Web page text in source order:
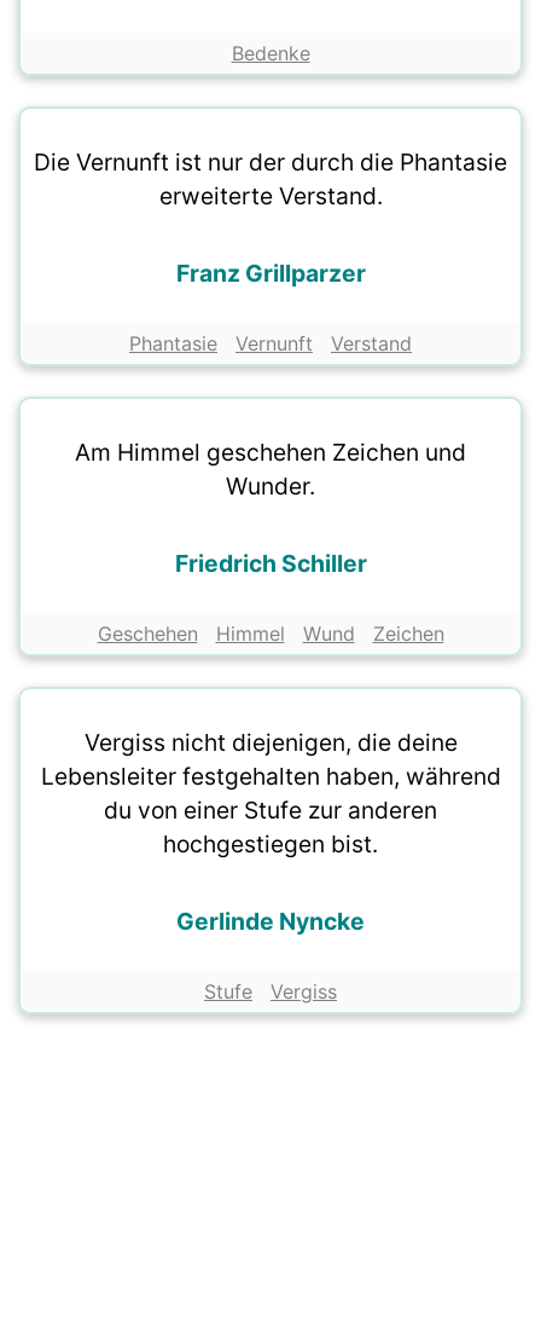
Bedenke
Die Vernunft ist nur der durch die Phantasie
erweiterte Verstand.
Franz Grillparzer
Phantasie Vernunft Verstand
Am Himmel geschehen Zeichen und
Wunder.
Friedrich Schiller
Geschehen Himmel Wund Zeichen
Vergiss nicht diejenigen, die deine
Lebensleiter festgehalten haben, während
du von einer Stufe zur anderen
hochgestiegen bist.
Gerlinde Nyncke
Stufe Vergiss